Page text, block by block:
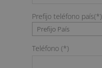
Prefijo teléfono país(*)
Teléfono (*)